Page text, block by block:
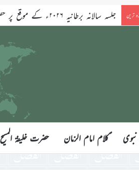
ترین
نبوی ؑکلام امام الزمان حضرت خلیفۃ